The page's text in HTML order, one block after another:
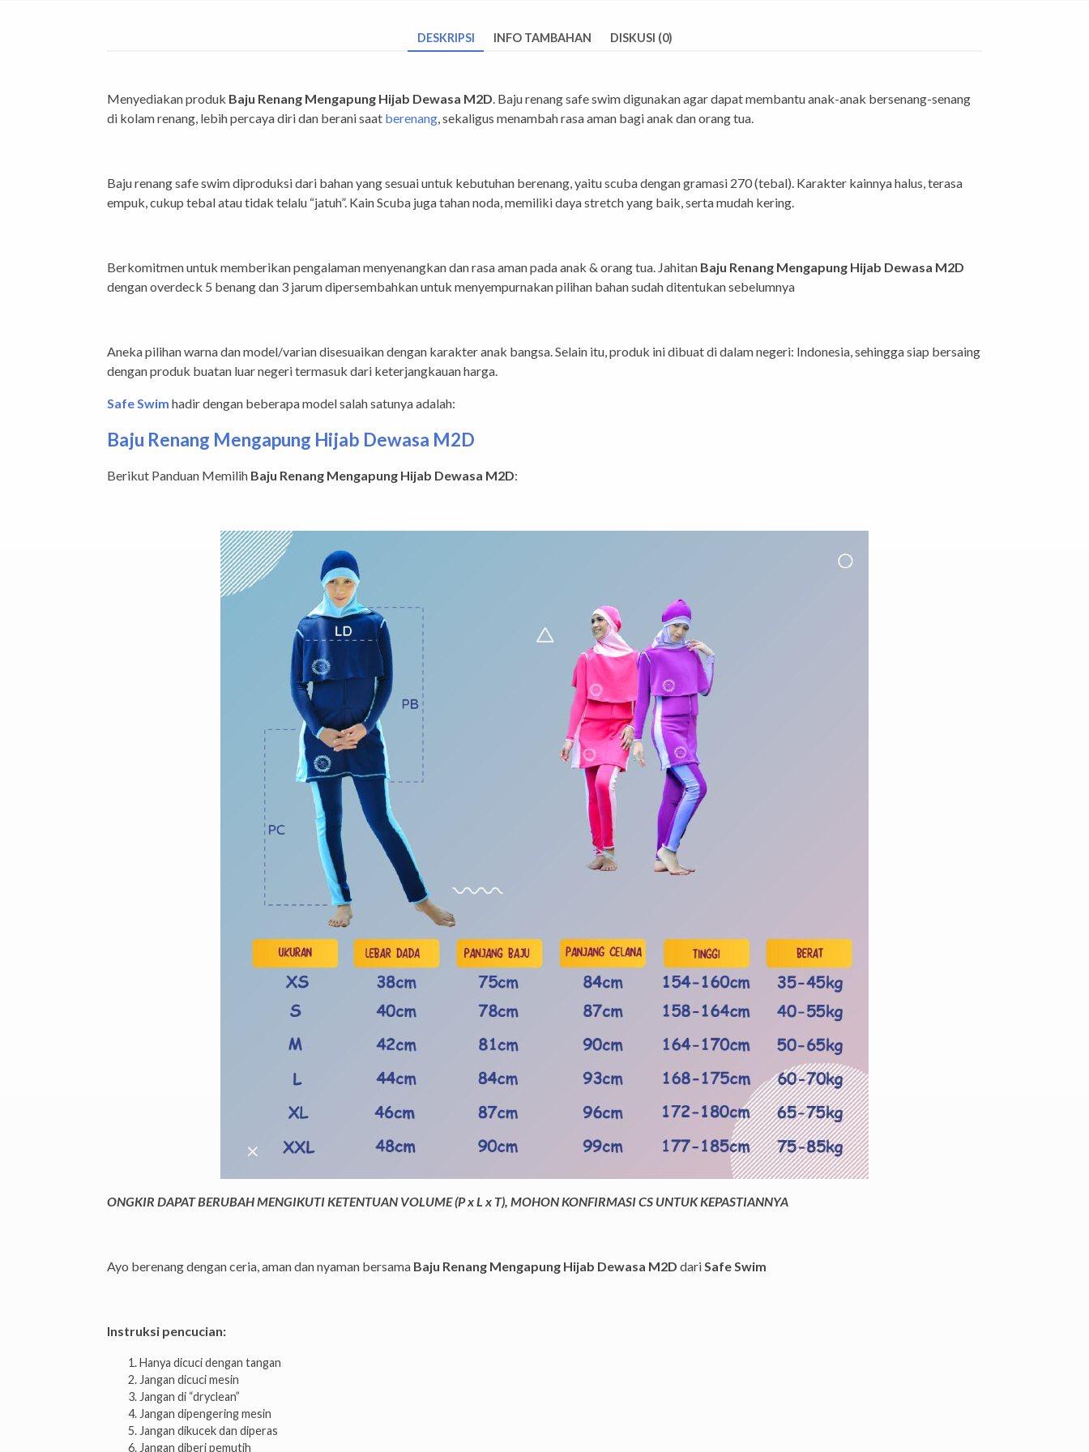
DESKRIPSI INFO TAMBAHAN DISKUSI (0)
Menyediakan produk Baju Renang Mengapung Hijab Dewasa M2D. Baju renang safe swim digunakan agar dapat membantu anak-anak bersenang-senang
di kolam renang, lebih percaya diri dan berani saat berenang, sekaligus menambah rasa aman bagi anak dan orang tua.
Baju renang safe swim diproduksi dari bahan yang sesuai untuk kebutuhan berenang, yaitu scuba dengan gramasi 270 (tebal). Karakter kainnya halus, terasa
empuk, cukup tebal atau tidak telalu “jatuh”. Kain Scuba juga tahan noda, memiliki daya stretch yang baik, serta mudah kering.
Berkomitmen untuk memberikan pengalaman menyenangkan dan rasa aman pada anak & orang tua. Jahitan Baju Renang Mengapung Hijab Dewasa M2D
dengan overdeck 5 benang dan 3 jarum dipersembahkan untuk menyempurnakan pilihan bahan sudah ditentukan sebelumnya
Aneka pilihan warna dan model/varian disesuaikan dengan karakter anak bangsa. Selain itu, produk ini dibuat di dalam negeri: Indonesia, sehingga siap bersaing
dengan produk buatan luar negeri termasuk dari keterjangkauan harga.
Safe Swim hadir dengan beberapa model salah satunya adalah:
Baju Renang Mengapung Hijab Dewasa M2D
Berikut Panduan Memilih Baju Renang Mengapung Hijab Dewasa M2D:
ONGKIR DAPAT BERUBAH MENGIKUTI KETENTUAN VOLUME (P x L x T), MOHON KONFIRMASI CS UNTUK KEPASTIANNYA
Ayo berenang dengan ceria, aman dan nyaman bersama Baju Renang Mengapung Hijab Dewasa M2D dariSafe Swim
Instruksi pencucian:
Hanya dicuci dengan tangan
Jangan dicuci mesin
Jangan di “dryclean”
Jangan dipengering mesin
Jangan dikucek dan diperas
Jangan diberi pemutih